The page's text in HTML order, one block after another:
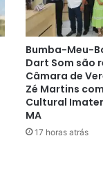
Bumba-Meu-
Dart Som são
Câmara de
Zé Martins
Cultural
MA
17 horas atrás